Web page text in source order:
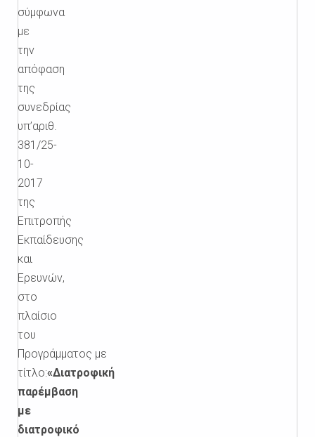
σύμφωνα
με
την
απόφαση
της
συνεδρίας
υπ’αριθ.
381/25-
10-
2017
της
Επιτροπής
Εκπαίδευσης
και
Ερευνών,
στο
πλαίσιο
του
Προγράμματος με
τίτλο:«Διατροφική
παρέμβαση
με
διατροφικό